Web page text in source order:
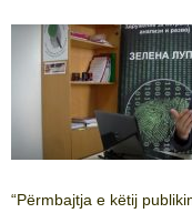
“Përmbajtja e këtij